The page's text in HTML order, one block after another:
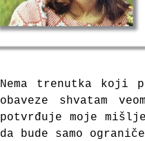
Nema trenutka koji
obaveze shvatam
potvrđuje moje
da bude samo